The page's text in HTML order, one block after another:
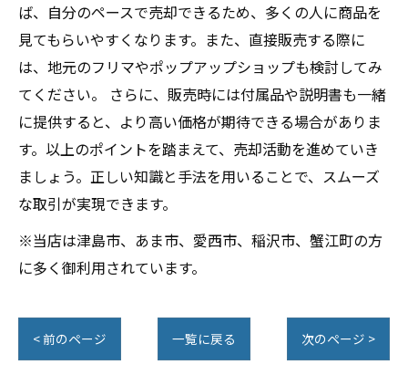
ば、自分のペースで売却できるため、多くの人に商品を
見てもらいやすくなります。また、直接販売する際に
は、地元のフリマやポップアップショップも検討してみ
てください。 さらに、販売時には付属品や説明書も一緒
に提供すると、より高い価格が期待できる場合がありま
す。以上のポイントを踏まえて、売却活動を進めていき
ましょう。正しい知識と手法を用いることで、スムーズ
な取引が実現できます。
※当店は津島市、あま市、愛西市、稲沢市、蟹江町の方
に多く御利用されています。
< 前のページ 一覧に戻る 次のページ >